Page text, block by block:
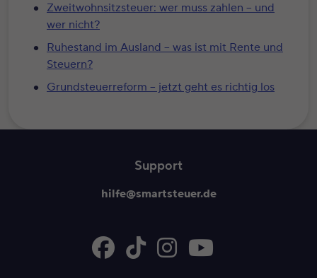
Zweitwohnsitzsteuer: wer muss zahlen – und
wer nicht?
Ruhestand im Ausland – was ist mit Rente und
Steuern?
Grundsteuerreform – jetzt geht es richtig los
Support
hilfe@smartsteuer.de